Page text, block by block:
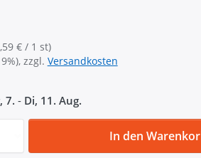
€ / 1 st)
zzgl. Versandkosten
7. - Di, 11. Aug.
Regulator aus Nylon - 50mm
In den